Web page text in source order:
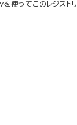
使ってこのレジスト